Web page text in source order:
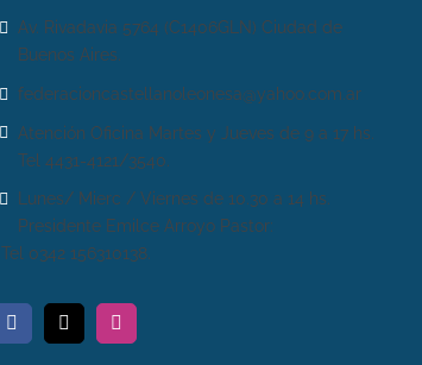
Av. Rivadavia 5764 (C1406GLN) Ciudad de
Buenos Aires.
federacioncastellanoleonesa@yahoo.com.ar
Atención Oficina Martes y Jueves de 9 a 17 hs.
Tel 4431-4121/3540.
Lunes/ Mierc / Viernes de 10.30 a 14 hs.
Presidente Emilce Arroyo Pastor:
Tel 0342 156310138.